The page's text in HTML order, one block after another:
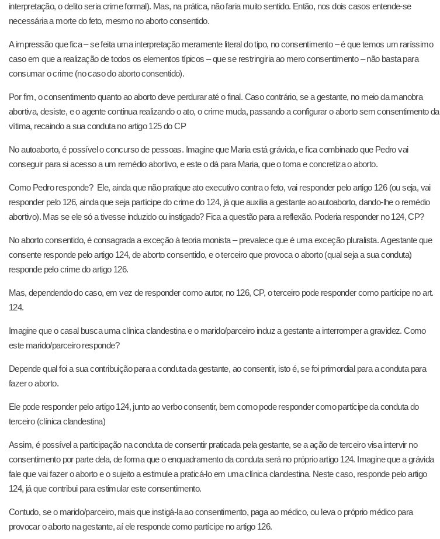
interpretação, o delito seria crime formal). Mas, na prática, não faria muito sentido. Então, nos dois casos entende-se
necessária a morte do feto, mesmo no aborto consentido.
A impressão que fica – se feita uma interpretação meramente literal do tipo, no consentimento – é que temos um raríssimo
caso em que a realização de todos os elementos típicos – que se restringiria ao mero consentimento – não basta para
consumar o crime (no caso do aborto consentido).
Por fim, o consentimento quanto ao aborto deve perdurar até o final. Caso contrário, se a gestante, no meio da manobra
abortiva, desiste, e o agente continua realizando o ato, o crime muda, passando a configurar o aborto sem consentimento da
vítima, recaindo a sua conduta no artigo 125 do CP
No autoaborto, é possível o concurso de pessoas. Imagine que Maria está grávida, e fica combinado que Pedro vai
conseguir para si acesso a um remédio abortivo, e este o dá para Maria, que o toma e concretiza o aborto.
Como Pedro responde? Ele, ainda que não pratique ato executivo contra o feto, vai responder pelo artigo 126 (ou seja, vai
responder pelo 126, ainda que seja partícipe do crime do 124, já que auxilia a gestante ao autoaborto, dando-lhe o remédio
abortivo). Mas se ele só a tivesse induzido ou instigado? Fica a questão para a reflexão. Poderia responder no 124, CP?
No aborto consentido, é consagrada a exceção à teoria monista – prevalece que é uma exceção pluralista. A gestante que
consente responde pelo artigo 124, de aborto consentido, e o terceiro que provoca o aborto (qual seja a sua conduta)
responde pelo crime do artigo 126.
Mas, dependendo do caso, em vez de responder como autor, no 126, CP, o terceiro pode responder como partícipe no art.
124.
Imagine que o casal busca uma clínica clandestina e o marido/parceiro induz a gestante a interromper a gravidez. Como
este marido/parceiro responde?
Depende qual foi a sua contribuição para a conduta da gestante, ao consentir, isto é, se foi primordial para a conduta para
fazer o aborto.
Ele pode responder pelo artigo 124, junto ao verbo consentir, bem como pode responder como partícipe da conduta do
terceiro (clínica clandestina)
Assim, é possível a participação na conduta de consentir praticada pela gestante, se a ação de terceiro visa intervir no
consentimento por parte dela, de forma que o enquadramento da conduta será no próprio artigo 124. Imagine que a grávida
fale que vai fazer o aborto e o sujeito a estimule a praticá-lo em uma clínica clandestina. Neste caso, responde pelo artigo
124, já que contribui para estimular este consentimento.
Contudo, se o marido/parceiro, mais que instigá-la ao consentimento, paga ao médico, ou leva o próprio médico para
provocar o aborto na gestante, aí ele responde como partícipe no artigo 126.